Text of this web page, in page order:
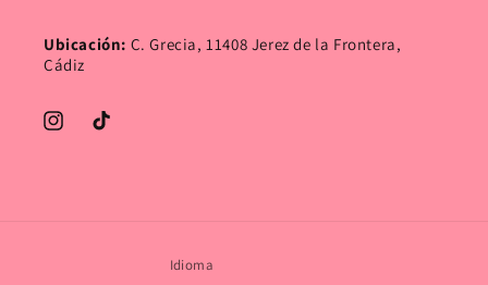
Ubicación: C. Grecia, 11408 Jerez de la Frontera,
Cádiz
InstagramTikTok
Idioma